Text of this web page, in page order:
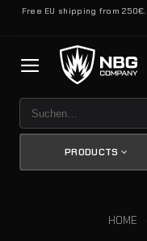
ZumFree EU shipping from
nach:
PRODUCTS
HOME